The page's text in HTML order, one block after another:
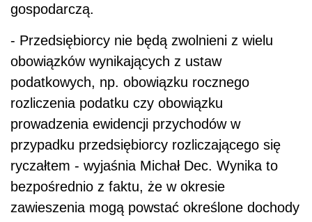
gospodarczą.
- Przedsiębiorcy nie będą zwolnieni z wielu
obowiązków wynikających z ustaw
podatkowych, np. obowiązku rocznego
rozliczenia podatku czy obowiązku
prowadzenia ewidencji przychodów w
przypadku przedsiębiorcy rozliczającego się
ryczałtem - wyjaśnia Michał Dec. Wynika to
bezpośrednio z faktu, że w okresie
zawieszenia mogą powstać określone dochody